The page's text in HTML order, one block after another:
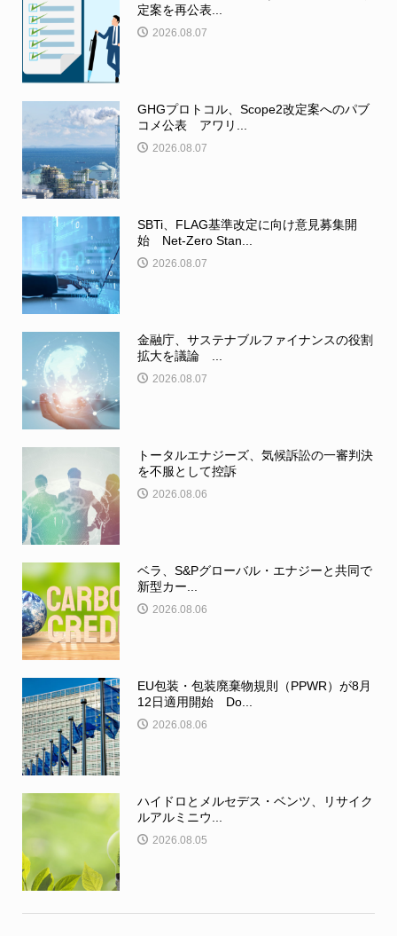
定案を再公表...
2026.08.07
GHGプロトコル、Scope2改定案へのパブ
コメ公表 アワリ...
2026.08.07
SBTi、FLAG基準改定に向け意見募集開
始 Net-Zero Stan...
2026.08.07
金融庁、サステナブルファイナンスの役割
拡大を議論 ...
2026.08.07
トータルエナジーズ、気候訴訟の一審判決
を不服として控訴
2026.08.06
ベラ、S&Pグローバル・エナジーと共同で
新型カー...
2026.08.06
EU包装・包装廃棄物規則（PPWR）が8月
12日適用開始 Do...
2026.08.06
ハイドロとメルセデス・ベンツ、リサイク
ルアルミニウ...
2026.08.05